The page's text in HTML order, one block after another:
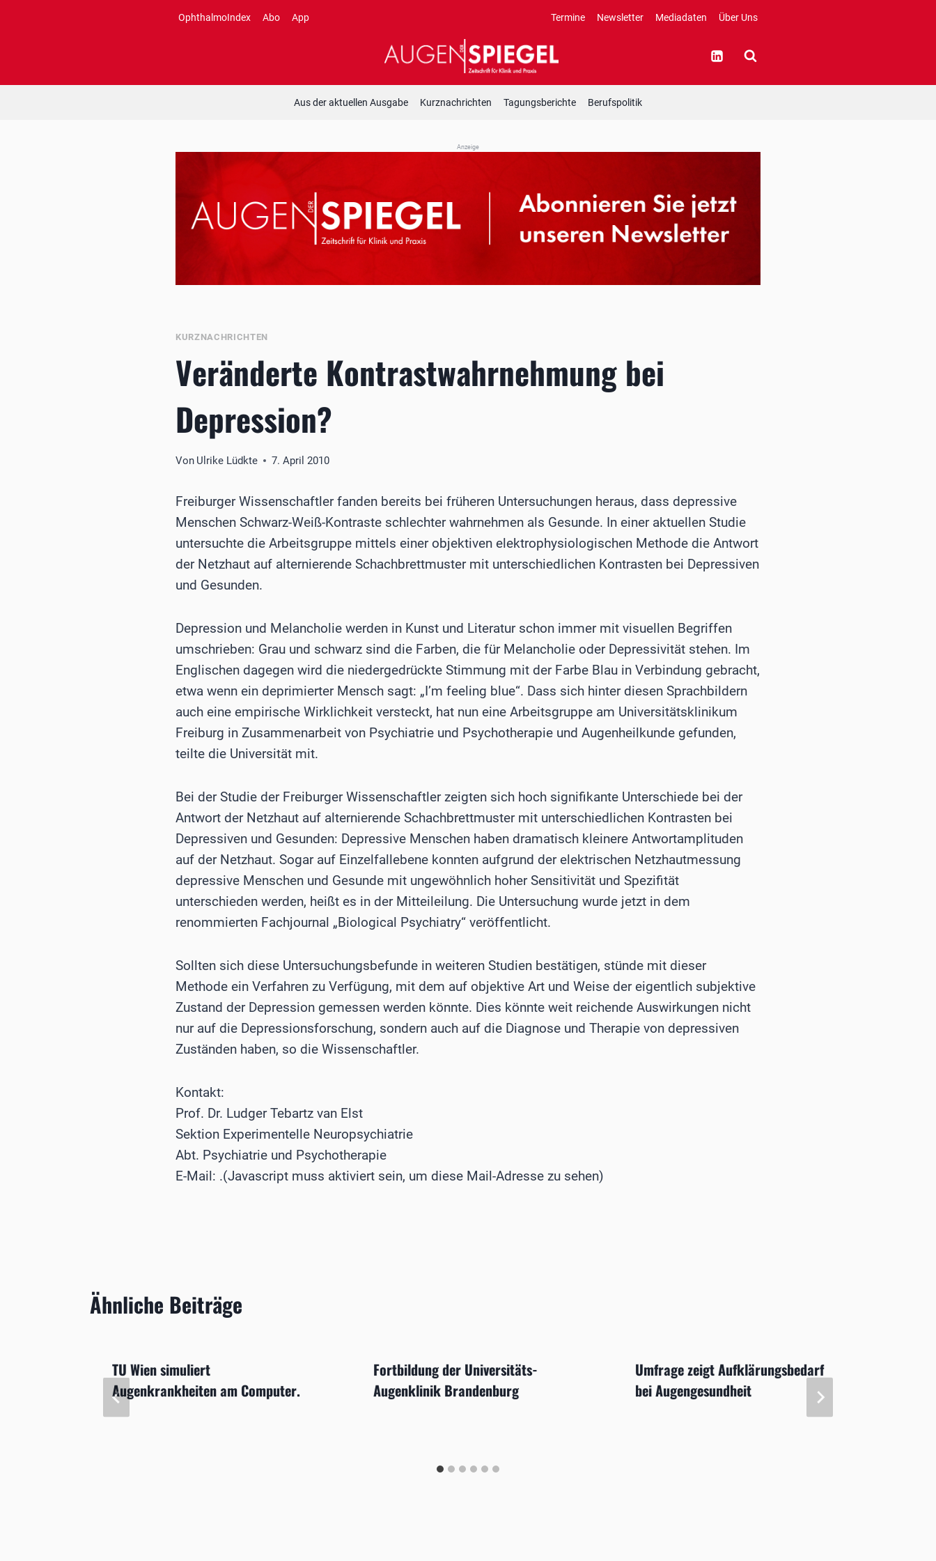
OphthalmoIndex Abo App Termine Newsletter Mediadaten Über Uns
Aus der aktuellen Ausgabe Kurznachrichten Tagungsberichte Berufspolitik
Anzeige
KURZNACHRICHTEN
Veränderte Kontrastwahrnehmung bei
Depression?
Von Ulrike Lüdkte 7. April 2010
Freiburger Wissenschaftler fanden bereits bei früheren Untersuchungen heraus, dass depressive
Menschen Schwarz-Weiß-Kontraste schlechter wahrnehmen als Gesunde. In einer aktuellen Studie
untersuchte die Arbeitsgruppe mittels einer objektiven elektrophysiologischen Methode die Antwort
der Netzhaut auf alternierende Schachbrettmuster mit unterschiedlichen Kontrasten bei Depressiven
und Gesunden.
Depression und Melancholie werden in Kunst und Literatur schon immer mit visuellen Begriffen
umschrieben: Grau und schwarz sind die Farben, die für Melancholie oder Depressivität stehen. Im
Englischen dagegen wird die niedergedrückte Stimmung mit der Farbe Blau in Verbindung gebracht,
etwa wenn ein deprimierter Mensch sagt: „I’m feeling blue“. Dass sich hinter diesen Sprachbildern
auch eine empirische Wirklichkeit versteckt, hat nun eine Arbeitsgruppe am Universitätsklinikum
Freiburg in Zusammenarbeit von Psychiatrie und Psychotherapie und Augenheilkunde gefunden,
teilte die Universität mit.
Bei der Studie der Freiburger Wissenschaftler zeigten sich hoch signifikante Unterschiede bei der
Antwort der Netzhaut auf alternierende Schachbrettmuster mit unterschiedlichen Kontrasten bei
Depressiven und Gesunden: Depressive Menschen haben dramatisch kleinere Antwortamplituden
auf der Netzhaut. Sogar auf Einzelfallebene konnten aufgrund der elektrischen Netzhautmessung
depressive Menschen und Gesunde mit ungewöhnlich hoher Sensitivität und Spezifität
unterschieden werden, heißt es in der Mitteileilung. Die Untersuchung wurde jetzt in dem
renommierten Fachjournal „Biological Psychiatry“ veröffentlicht.
Sollten sich diese Untersuchungsbefunde in weiteren Studien bestätigen, stünde mit dieser
Methode ein Verfahren zu Verfügung, mit dem auf objektive Art und Weise der eigentlich subjektive
Zustand der Depression gemessen werden könnte. Dies könnte weit reichende Auswirkungen nicht
nur auf die Depressionsforschung, sondern auch auf die Diagnose und Therapie von depressiven
Zuständen haben, so die Wissenschaftler.
Kontakt:
Prof. Dr. Ludger Tebartz van Elst
Sektion Experimentelle Neuropsychiatrie
Abt. Psychiatrie und Psychotherapie
E-Mail: .(Javascript muss aktiviert sein, um diese Mail-Adresse zu sehen)
Ähnliche Beiträge
TU Wien simuliert
Augenkrankheiten am Computer.
Fortbildung der Universitäts-
Augenklinik Brandenburg
Umfrage zeigt Aufklärungsbedarf
bei Augengesundheit